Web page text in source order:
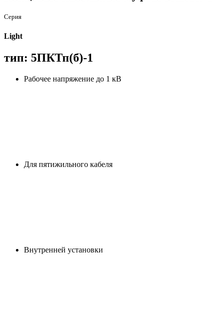
Серия
Light
тип: 5ПКТп(б)-1
Рабочее напряжение до 1 кВ
Для пятижильного кабеля
Внутренней установки